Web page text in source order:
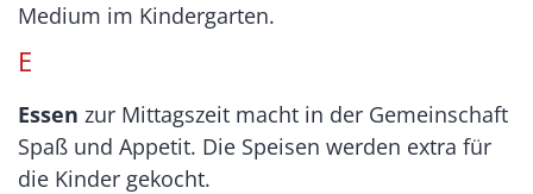
Medium im Kindergarten.
E
Essen zur Mittagszeit macht in der Gemeinschaft
Spaß und Appetit. Die Speisen werden extra für
die Kinder gekocht.